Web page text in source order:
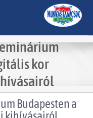
kor
Budapesten a